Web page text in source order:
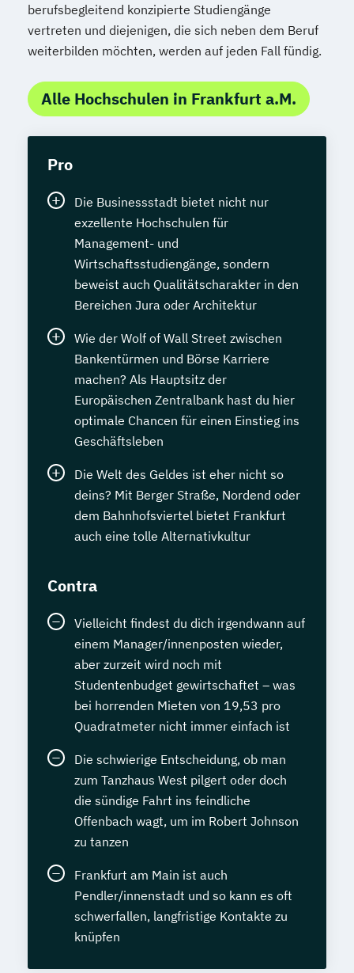
berufsbegleitend konzipierte Studiengänge
vertreten und diejenigen, die sich neben dem Beruf
weiterbilden möchten, werden auf jeden Fall fündig.
Alle Hochschulen in Frankfurt a.M.
Pro
Die Businessstadt bietet nicht nur
exzellente Hochschulen für
Management- und
Wirtschaftsstudiengänge, sondern
beweist auch Qualitätscharakter in den
Bereichen Jura oder Architektur
Wie der Wolf of Wall Street zwischen
Bankentürmen und Börse Karriere
machen? Als Hauptsitz der
Europäischen Zentralbank hast du hier
optimale Chancen für einen Einstieg ins
Geschäftsleben
Die Welt des Geldes ist eher nicht so
deins? Mit Berger Straße, Nordend oder
dem Bahnhofsviertel bietet Frankfurt
auch eine tolle Alternativkultur
Contra
Vielleicht findest du dich irgendwann auf
einem Manager/innenposten wieder,
aber zurzeit wird noch mit
Studentenbudget gewirtschaftet – was
bei horrenden Mieten von 19,53 pro
Quadratmeter nicht immer einfach ist
Die schwierige Entscheidung, ob man
zum Tanzhaus West pilgert oder doch
die sündige Fahrt ins feindliche
Offenbach wagt, um im Robert Johnson
zu tanzen
Frankfurt am Main ist auch
Pendler/innenstadt und so kann es oft
schwerfallen, langfristige Kontakte zu
knüpfen